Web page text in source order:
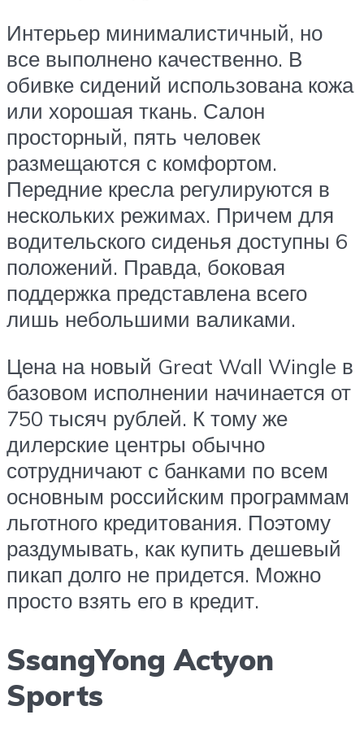
Интерьер минималистичный, но
все выполнено качественно. В
обивке сидений использована кожа
или хорошая ткань. Салон
просторный, пять человек
размещаются с комфортом.
Передние кресла регулируются в
нескольких режимах. Причем для
водительского сиденья доступны 6
положений. Правда, боковая
поддержка представлена всего
лишь небольшими валиками.
Цена на новый Great Wall Wingle в
базовом исполнении начинается от
750 тысяч рублей. К тому же
дилерские центры обычно
сотрудничают с банками по всем
основным российским программам
льготного кредитования. Поэтому
раздумывать, как купить дешевый
пикап долго не придется. Можно
просто взять его в кредит.
SsangYong Actyon
Sports